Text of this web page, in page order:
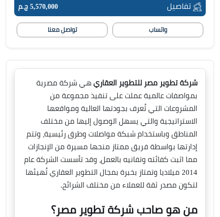
تفاصيل 5,570,000 ج.م
واتساب تواصل معنا
شركة تطوير مصر للتطوير العقاري هي شركة مصرية
بمواصفات عالمية عملت على تنفيذ مجموعة من
المشروعات التي تُعرف بجودتها العالية ومواقعها
الاستراتيجية والتي يسهل الوصول إليها من مختلف
المناطق وباستخدام شبكة مواصلات وطرق رئيسية، وتتم
إدارتها بواسطة فريق ممتاز منحها مسيرة من الإنجازات
مما اثبت كفائته وتفانيه بالعمل، وقد تأسست الشركة عام
2014 ميلاديا وتمتاز بخبرة بمجال التطوير العقاري تُهيئها
لتكون مصدر ثقة للعملاء من مختلف الشرائح.
من هو صاحب شركة تطوير مصر؟